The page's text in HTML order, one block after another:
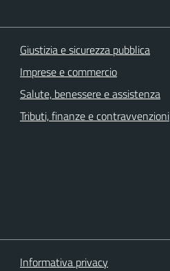
Giustizia e sicurezza pubblica
Imprese e commercio
Salute, benessere e assistenza
Tributi, finanze e contravvenzioni
Informativa privacy